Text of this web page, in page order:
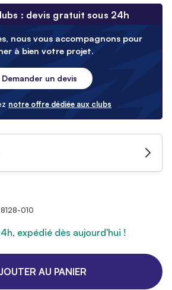
: devis gratuit sous 24h
nous vous accompagnons pour
à bien votre projet.
Demander un devis
notre offre dédiée aux clubs
010
expédié dès aujourd'hui !
AU PANIER